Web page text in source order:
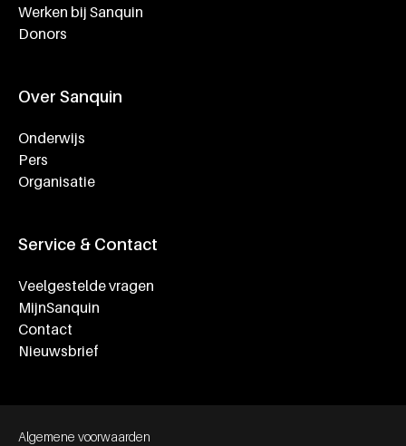
Werken bij Sanquin
Donors
Over Sanquin
Onderwijs
Pers
Organisatie
Service & Contact
Veelgestelde vragen
MijnSanquin
Contact
Nieuwsbrief
Footer bottom navigation
Algemene voorwaarden